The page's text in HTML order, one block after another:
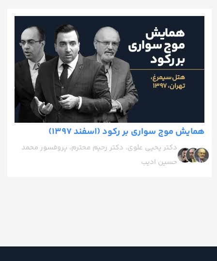
همایش موج سواری بر رکود (اسفند 1397)
دکتر یحیی علوی، دکتر رحیم محترم، پروفسور محمد
حسین ادیب